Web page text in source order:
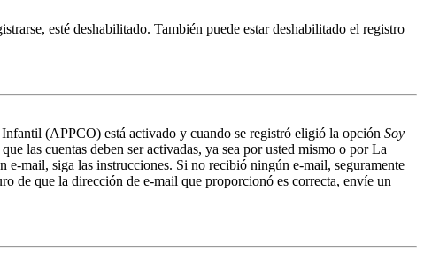
esté deshabilitado. También puede estar deshabilitado el registro
(APPCO) está activado y cuando se registró eligió la opción Soy
las cuentas deben ser activadas, ya sea por usted mismo o por La
mail, siga las instrucciones. Si no recibió ningún e-mail, seguramente
de que la dirección de e-mail que proporcionó es correcta, envíe un